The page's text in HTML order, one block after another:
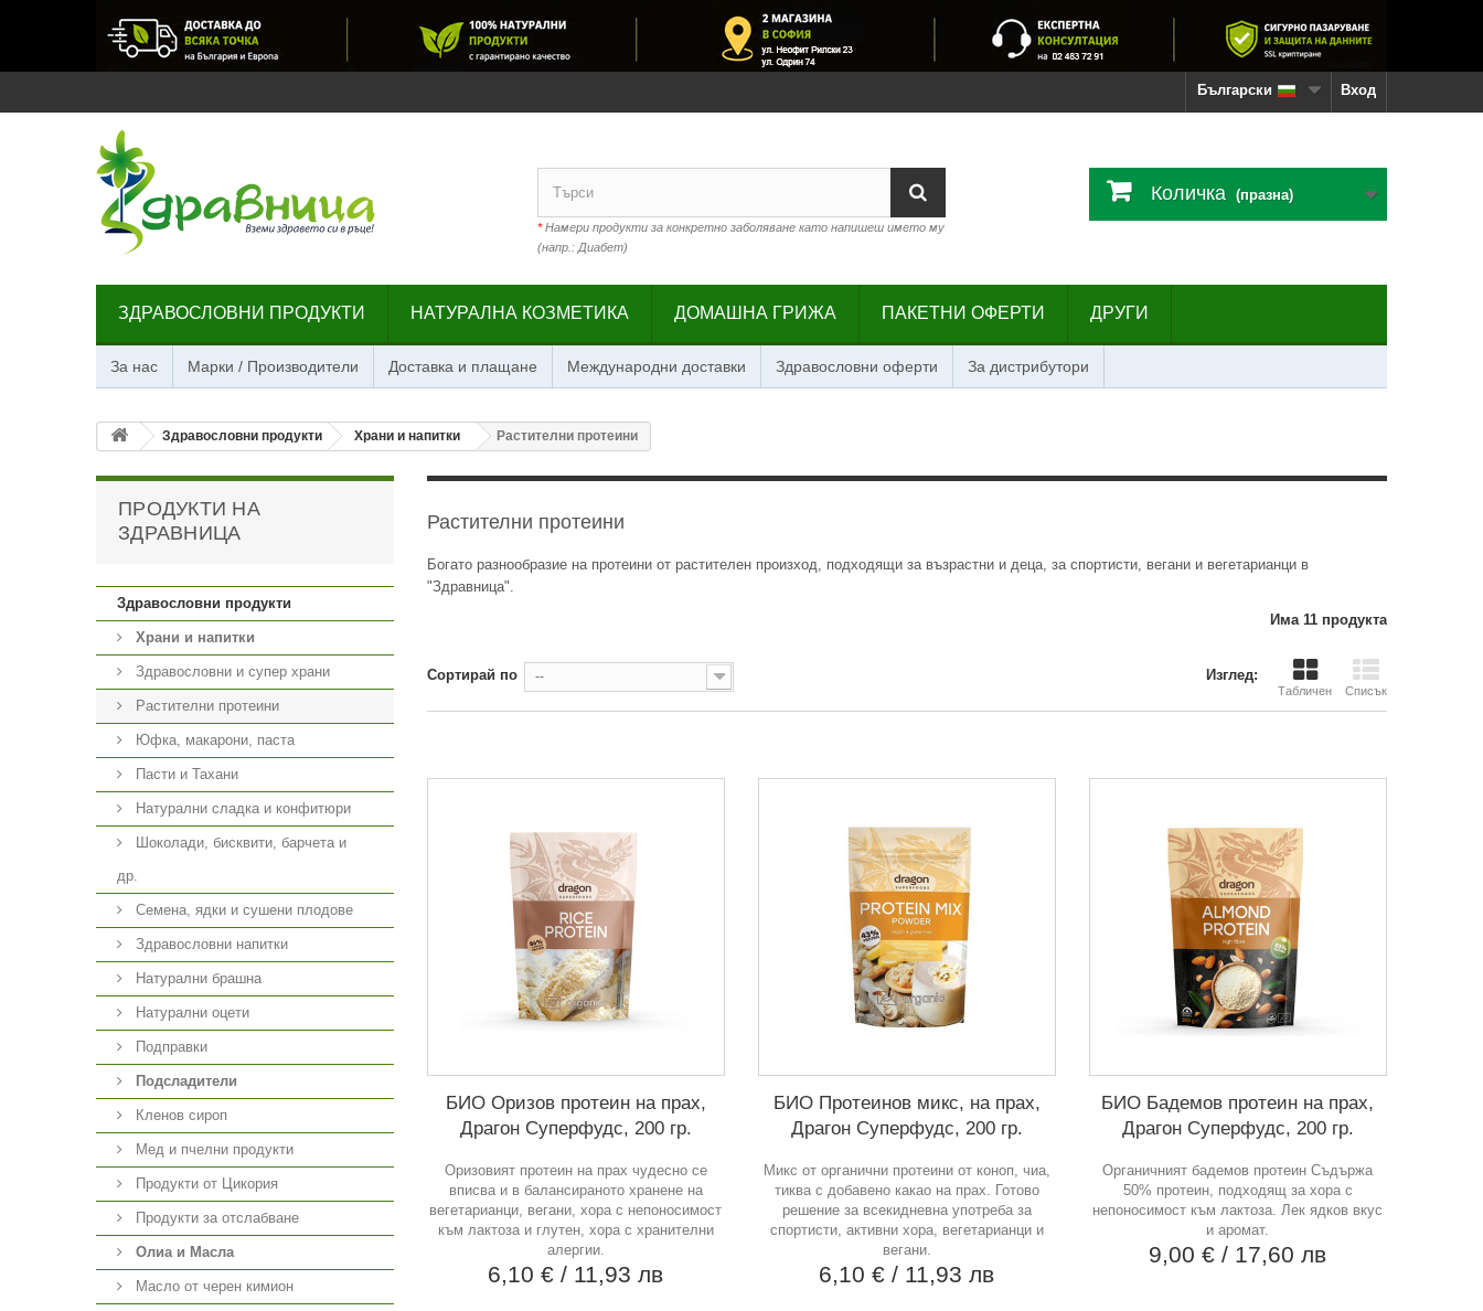
Вход
Български
*Намери продукти за конкретно заболяване като напишеш името му
(напр.: Диабет)
Количка (празна)
ЗДРАВОСЛОВНИ ПРОДУКТИ НАТУРАЛНА КОЗМЕТИКА ДОМАШНА ГРИЖА ПАКЕТНИ ОФЕРТИ ДРУГИ
За нас Марки / Производители Доставка и плащане Международни доставки Здравословни оферти За дистрибутори
Здравословни продукти Храни и напитки Растителни протеини
ПРОДУКТИ НА
ЗДРАВНИЦА
Здравословни продукти
Храни и напитки
Здравословни и супер храни
Растителни протеини
Юфка, макарони, паста
Пасти и Тахани
Натурални сладка и конфитюри
Шоколади, бисквити, барчета и
др.
Семена, ядки и сушени плодове
Здравословни напитки
Натурални брашна
Натурални оцети
Подправки
Подсладители
Кленов сироп
Мед и пчелни продукти
Продукти от Цикория
Продукти за отслабване
Олиа и Масла
Масло от черен кимион
Растителни протеини
Богато разнообразие на протеини от растителен произход, подходящи за възрастни и деца, за спортисти, вегани и вегетарианци в
"Здравница".
Има 11 продукта
Изглед:
Табличен Списък
Сортирай по --
БИО Оризов протеин на прах,
Драгон Суперфудс, 200 гр.
Оризовият протеин на прах чудесно се
вписва и в балансираното хранене на
вегетарианци, вегани, хора с непоносимост
към лактоза и глутен, хора с хранителни
алергии.
6,10 €/ 11,93 лв
БИО Протеинов микс, на прах,
Драгон Суперфудс, 200 гр.
Микс от органични протеини от коноп, чиа,
тиква с добавено какао на прах. Готово
решение за всекидневна употреба за
спортисти, активни хора, вегетарианци и
вегани.
6,10 €/ 11,93 лв
БИО Бадемов протеин на прах,
Драгон Суперфудс, 200 гр.
Органичният бадемов протеин Съдържа
50% протеин, подходящ за хора с
непоносимост към лактоза. Лек ядков вкус
и аромат.
9,00 €/ 17,60 лв